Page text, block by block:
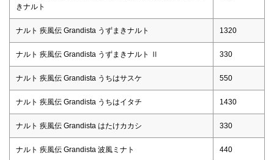
きナルト
ナルト 疾風伝 Grandista うずまきナルト 1320
ナルト 疾風伝 Grandista うずまきナルト Ⅱ 330
ナルト 疾風伝 Grandista うちはサスケ 550
ナルト 疾風伝 Grandista うちはイタチ 1430
ナルト 疾風伝 Grandista はたけカカシ 330
ナルト 疾風伝 Grandista 波風ミナト 440